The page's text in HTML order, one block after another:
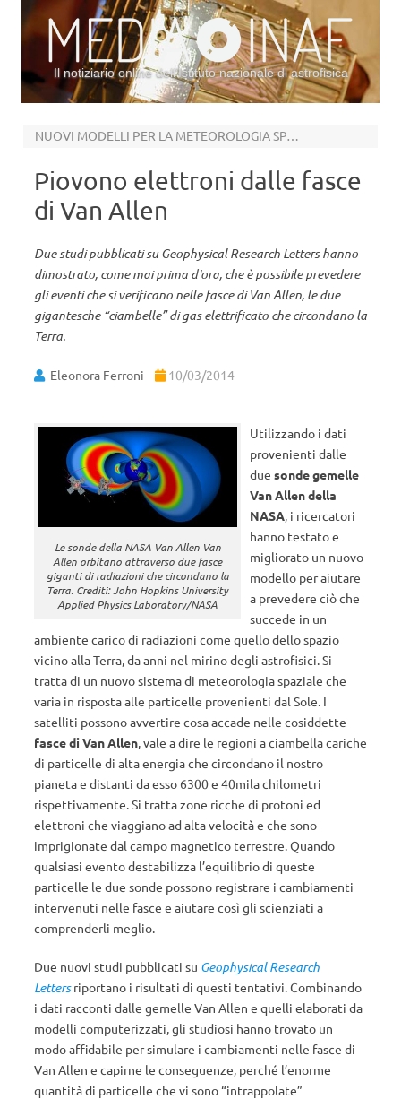
Il notiziario online dell’Istituto nazionale di astrofisica
NUOVI MODELLI PER LA METEOROLOGIA SPAZIALE
Piovono elettroni dalle fasce
di Van Allen
Due studi pubblicati su Geophysical Research Letters hanno
dimostrato, come mai prima d'ora, che è possibile prevedere
gli eventi che si verificano nelle fasce di Van Allen, le due
gigantesche “ciambelle” di gas elettrificato che circondano la
Terra.
Eleonora Ferroni 10/03/2014
Le sonde della NASA Van Allen Van
Allen orbitano attraverso due fasce
giganti di radiazioni che circondano la
Terra. Crediti: John Hopkins University
Applied Physics Laboratory/NASA
Utilizzando i dati
provenienti dalle
duesonde gemelle
Van Allen della
NASA, i ricercatori
hanno testato e
migliorato un nuovo
modello per aiutare
a prevedere ciò che
succede in un
ambiente carico di radiazioni come quello dello spazio
vicino alla Terra, da anni nel mirino degli astrofisici. Si
tratta di un nuovo sistema di meteorologia spaziale che
varia in risposta alle particelle provenienti dal Sole. I
satelliti possono avvertire cosa accade nelle cosiddette
fasce di Van Allen, vale a dire le regioni a ciambella cariche
di particelle di alta energia che circondano il nostro
pianeta e distanti da esso 6300 e 40mila chilometri
rispettivamente. Si tratta zone ricche di protoni ed
elettroni che viaggiano ad alta velocità e che sono
imprigionate dal campo magnetico terrestre. Quando
qualsiasi evento destabilizza l’equilibrio di queste
particelle le due sonde possono registrare i cambiamenti
intervenuti nelle fasce e aiutare così gli scienziati a
comprenderli meglio.
Due nuovi studi pubblicati su Geophysical Research
Letters riportano i risultati di questi tentativi. Combinando
i dati racconti dalle gemelle Van Allen e quelli elaborati da
modelli computerizzati, gli studiosi hanno trovato un
modo affidabile per simulare i cambiamenti nelle fasce di
Van Allen e capirne le conseguenze, perché l’enorme
quantità di particelle che vi sono “intrappolate”